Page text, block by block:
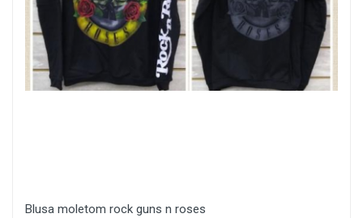
Blusa moletom rock guns n roses